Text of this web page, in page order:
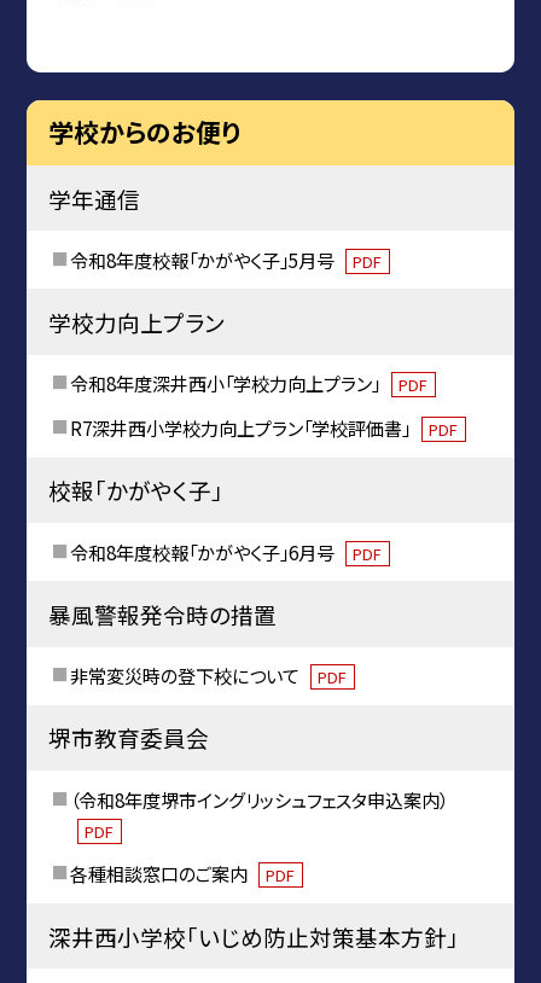
学校からのお便り
学年通信
令和8年度校報「かがやく子」5月号 PDF
学校力向上プラン
令和8年度深井西小「学校力向上プラン」 PDF
R7深井西小学校力向上プラン「学校評価書」 PDF
校報「かがやく子」
令和8年度校報「かがやく子」6月号 PDF
暴風警報発令時の措置
非常変災時の登下校について PDF
堺市教育委員会
（令和8年度堺市イングリッシュフェスタ申込案内）
PDF
各種相談窓口のご案内 PDF
深井西小学校「いじめ防止対策基本方針」